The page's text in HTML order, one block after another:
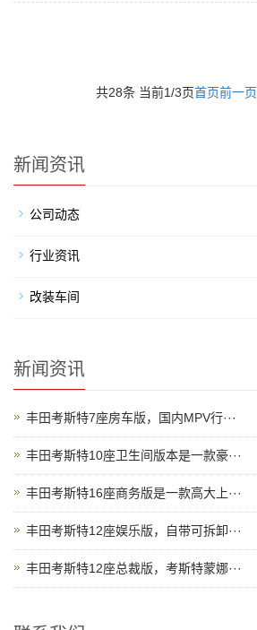
共28条 当前1/3页首页前一页
新闻资讯
公司动态
行业资讯
改装车间
新闻资讯
丰田考斯特7座房车版，国内MPV行···
丰田考斯特10座卫生间版本是一款豪···
丰田考斯特16座商务版是一款高大上···
丰田考斯特12座娱乐版，自带可拆卸···
丰田考斯特12座总裁版，考斯特蒙娜···